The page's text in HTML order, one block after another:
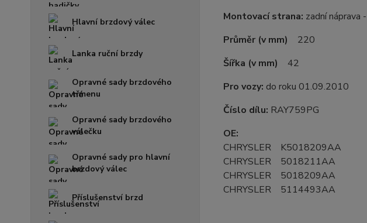
Hlavní brzdový válec
Lanka ruční brzdy
Opravné sady brzdového
třmenu
Opravné sady brzdového
válečku
Opravné sady pro hlavní
brzdový válec
Příslušenství brzd
Montovací strana: zadní náprava
Průměr (v mm) 220
Šířka (v mm)
42
Pro vozy: do roku 01.09.2010
Číslo dílu: RAY759PG
OE:
CHRYSLER K5018209AA
CHRYSLER 5018211AA
CHRYSLER 5018209AA
CHRYSLER 5114493AA